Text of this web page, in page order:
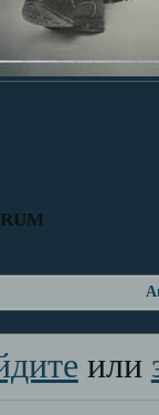
или